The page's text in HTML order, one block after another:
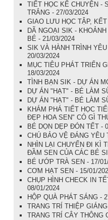
TIẾT HỌC KỂ CHUYỆN -
TRẮNG - 27/03/2024
GIAO LƯU HỌC TẬP,
DÃ NGOẠI SIK -
BÉ - 21/03/2024
SIK VÀ HÀNH TRÌNH
20/03/2024
MỤC TIÊU PHÁT TRIỂN
18/03/2024
TÌNH BẠN SIK - DỰ ÁN
DỰ ÁN "HẠT" - BÉ LÀM
DỰ ÁN "HẠT" - BÉ LÀM
KHÁM PHÁ TIẾT HỌC
ĐẸP HOA SEN" CÓ GÌ
BÉ DỌN DẸP ĐÓN TẾT -
CHÚ BẢO VỆ ĐÁNG YÊU
NHÌN LẠI CHUYẾN ĐI KÌ
ĐẦM SEN CỦA CÁC BÉ
BÉ ƯỚP TRÀ SEN - 17/
CƠM HẠT SEN - 15/01/
CHỤP HÌNH CHECK IN
08/01/2024
HỘP QUÀ PHÁT SÁNG -
TRANG TRÍ THIỆP
TRANG TRÍ CÂY THÔNG